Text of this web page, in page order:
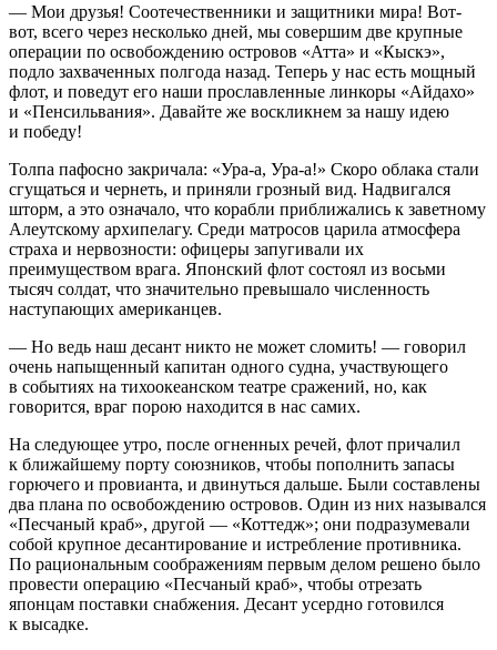
— Мои друзья! Соотечественники и защитники мира! Вот-
вот, всего через несколько дней, мы совершим две крупные
операции по освобождению островов «Атта» и «Кыскэ»,
подло захваченных полгода назад. Теперь у нас есть мощный
флот, и поведут его наши прославленные линкоры «Айдахо»
и «Пенсильвания». Давайте же воскликнем за нашу идею
и победу!
Толпа пафосно закричала: «Ура-а, Ура-а!» Скоро облака стали
сгущаться и чернеть, и приняли грозный вид. Надвигался
шторм, а это означало, что корабли приближались к заветному
Алеутскому архипелагу. Среди матросов царила атмосфера
страха и нервозности: офицеры запугивали их
преимуществом врага. Японский флот состоял из восьми
тысяч солдат, что значительно превышало численность
наступающих американцев.
— Но ведь наш десант никто не может сломить! — говорил
очень напыщенный капитан одного судна, участвующего
в событиях на тихоокеанском театре сражений, но, как
говорится, враг порою находится в нас самих.
На следующее утро, после огненных речей, флот причалил
к ближайшему порту союзников, чтобы пополнить запасы
горючего и провианта, и двинуться дальше. Были составлены
два плана по освобождению островов. Один из них назывался
«Песчаный краб», другой — «Коттедж»; они подразумевали
собой крупное десантирование и истребление противника.
По рациональным соображениям первым делом решено было
провести операцию «Песчаный краб», чтобы отрезать
японцам поставки снабжения. Десант усердно готовился
к высадке.